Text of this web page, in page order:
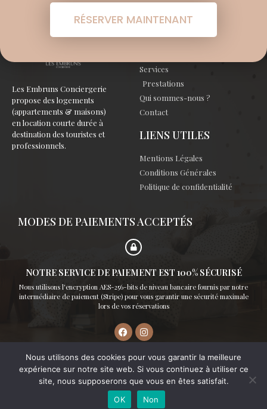
RÉSERVER MAINTENANT
Les Embruns Conciergerie
propose des logements
(appartements & maisons)
en location courte durée à
destination des touristes et
professionnels.
Services
Prestations
Qui sommes-nous ?
Contact
LIENS UTILES
Mentions Légales
Conditions Générales
Politique de confidentialité
MODES DE PAIEMENTS ACCEPTÉS
NOTRE SERVICE DE PAIEMENT EST 100% SÉCURISÉ
Nous utilisons l'encryption AES-256-bits de niveau bancaire fournis par notre
intermédiaire de paiement (Stripe) pour vous garantir une sécurité maximale
lors de vos réservations
© 2023 LES EMBRUNS CONCIERGERIE — TOUS DROITS
RÉSERVÉS
Nous utilisons des cookies pour vous garantir la meilleure
expérience sur notre site web. Si vous continuez à utiliser ce
site, nous supposerons que vous en êtes satisfait.
OK
Non